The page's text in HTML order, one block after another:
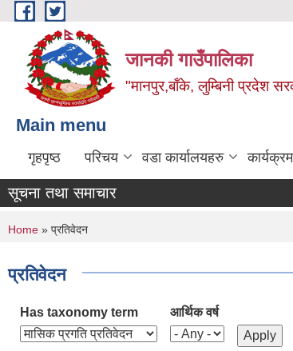
Skip to main content
जानकी गाउँपालिका
"मानपुर,बाँके, लुम्बिनी प्रदेश
Main menu
गृहपृष्ठ परिचय वडा कार्यालयहरु
सूचना तथा समाचार
You are here
Home » प्रतिवेदन
प्रतिवेदन
Has taxonomy term आर्थिक वर्ष